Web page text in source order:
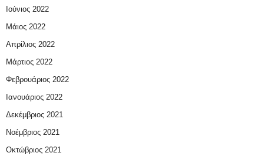
Ιούνιος 2022
Μάιος 2022
Απρίλιος 2022
Μάρτιος 2022
Φεβρουάριος 2022
Ιανουάριος 2022
Δεκέμβριος 2021
Νοέμβριος 2021
Οκτώβριος 2021